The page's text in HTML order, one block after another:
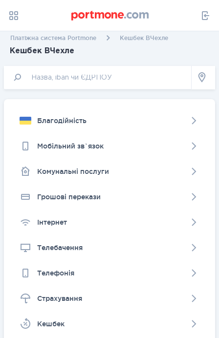
Платіжна система Portmone Кешбек ВЧехле
Кешбек ВЧехле
Благодійність
Мобільний зв`язок
Комунальні послуги
Грошовi перекази
Інтернет
Телебачення
Телефонія
Страхування
Kешбек